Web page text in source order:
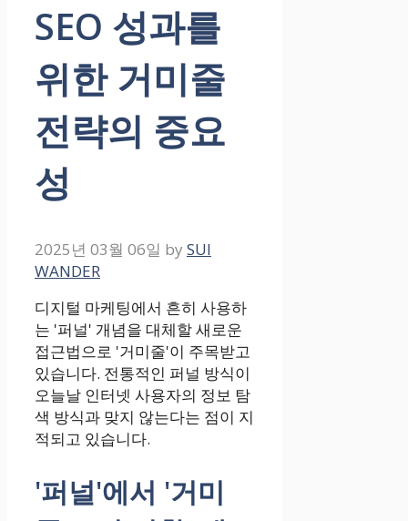
SEO 성과를
위한 거미줄
전략의 중요
성
2025년 03월 06일 by SUI
WANDER
디지털 마케팅에서 흔히 사용하
는 '퍼널' 개념을 대체할 새로운
접근법으로 '거미줄'이 주목받고
있습니다. 전통적인 퍼널 방식이
오늘날 인터넷 사용자의 정보 탐
색 방식과 맞지 않는다는 점이 지
적되고 있습니다.
'퍼널'에서 '거미